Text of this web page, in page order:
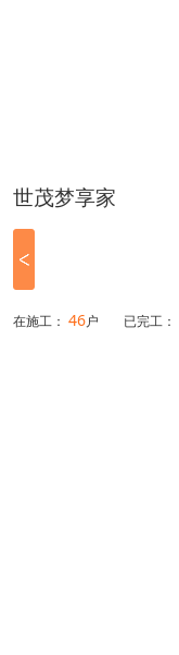
世茂梦享家
在施工： 46户 已完工：